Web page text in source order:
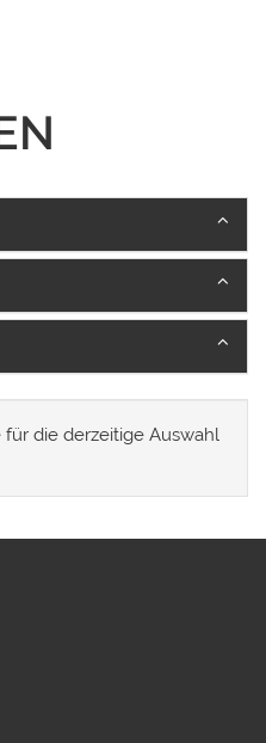
die derzeitige Auswahl